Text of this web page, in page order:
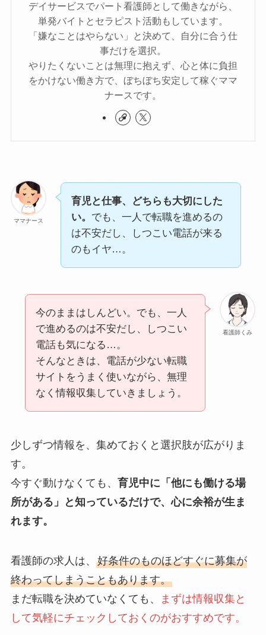
デイサービスでパート看護師として働きながら、
単発バイトとセラピスト活動もしています。
「嫌なことはやらない」と決めて、自分に合う仕
事だけを選択。
やりたくないことは無理に抱えず、心と体に負担
をかけない働き方で、ぼちぼち安定して稼ぐママ
ナースです。
ママナース
育児と仕事、どちらも大切にした
い。 でも、一人で転職を進めるの
は不安だし、しつこい電話が来る
のもイヤ…。
看護師くみ
今のままはしんどい。でも、一人
で進めるのは不安だし、しつこい
電話も気になる…。
そんなときは、電話が少ない転職
サイトをうまく使いながら、無理
なく情報収集していきましょう。
少しずつ情報を、集めておくと選択肢が広がりま
す。
今すぐ動けなくても、 育児中に「他にも働ける場
所がある」と知っているだけで、心に余裕が生ま
れます。
看護師の求人は、 好条件のものほどすぐに募集が
終わってしまうこともあります。
まだ転職を決めていなくても、
まずは情報収集と
して気軽にチェックしておくのがおすすめです。